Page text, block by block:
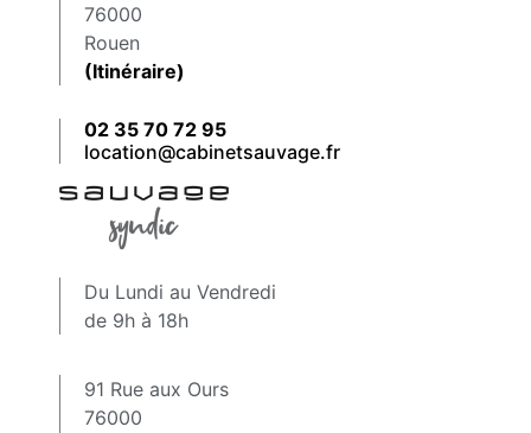
76000
Rouen
(Itinéraire)
02 35 70 72 95
location@cabinetsauvage.fr
Du Lundi au Vendredi
de 9h à 18h
91 Rue aux Ours
76000